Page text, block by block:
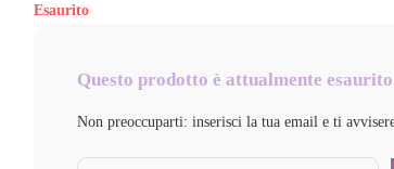
Esaurito
Questo prodotto è attualmente
Non preoccuparti: inserisci la tua email e ti